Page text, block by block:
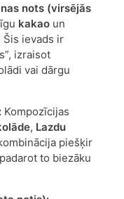
nots (virsējās
kakaoun
Šis ievads ir
izraisot
vai dārgu
Kompozīcijas
, Lazdu
piešķir
to biezāku